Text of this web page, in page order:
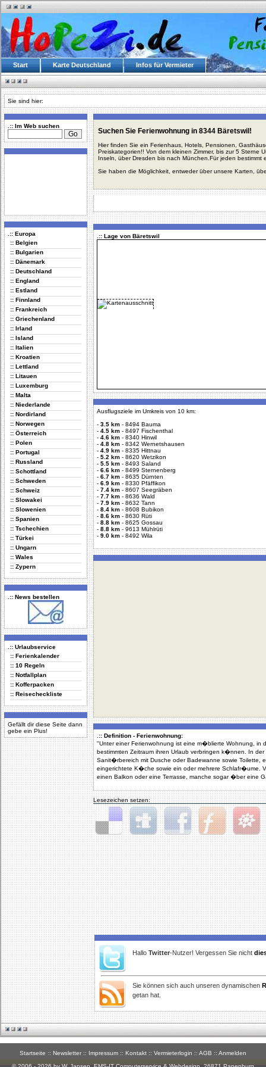
Start Karte Deutschland Infos für Vermieter
Sie sind hier:
.:: Im Web suchen
.:: Europa
:: Belgien
:: Bulgarien
:: Dänemark
:: Deutschland
:: England
:: Estland
:: Finnland
:: Frankreich
:: Griechenland
:: Irland
:: Island
:: Italien
:: Kroatien
:: Lettland
:: Litauen
:: Luxemburg
:: Malta
:: Niederlande
:: Nordirland
:: Norwegen
:: Österreich
:: Polen
:: Portugal
:: Russland
:: Schottland
:: Schweden
:: Schweiz
:: Slowakei
:: Slowenien
:: Spanien
:: Tschechien
:: Türkei
:: Ungarn
:: Wales
:: Zypern
.:: News bestellen
.:: Urlaubservice
:: Ferienkalender
:: 10 Regeln
:: Notfallplan
:: Kofferpacken
:: Reisecheckliste
Gefällt dir diese Seite dann
gebe ein Plus!
Suchen Sie Ferienwohnung in 8344 Bäretswil!
Hier finden Sie ein Ferienhaus, Hotels, Pensionen,
Preiskategorien!! Von dem kleinen Zimmer, bis zur 5 Sterne
Inseln, über Dresden bis nach München.Für jeden bestimmt
Sie haben die Möglichkeit, entweder über unsere Karten,
.:: Lage von Bäretswil
Ausflugsziele im Umkreis von 10 km:
- 3.5 km - 8494 Bauma
- 4.5 km - 8497 Fischenthal
- 4.6 km - 8340 Hinwil
- 4.8 km - 8342 Wernetshausen
- 4.9 km - 8335 Hittnau
- 5.2 km - 8620 Wetzikon
- 5.5 km - 8493 Saland
- 6.6 km - 8499 Sternenberg
- 6.7 km - 8635 Dürnten
- 6.9 km - 8330 Pfäffikon
- 7.4 km - 8607 Seegräben
- 7.7 km - 8636 Wald
- 7.9 km - 8632 Tann
- 8.4 km - 8608 Bubikon
- 8.6 km - 8630 Rüti
- 8.8 km - 8625 Gossau
- 8.8 km - 9613 Mühlrüti
- 9.0 km - 8492 Wila
.:: Definition - Ferienwohnung:
"Unter einer Ferienwohnung ist eine m�blierte Wohnung,
bestimmten Zeitraum ihren Urlaub verbringen k�nnen. In
Sanit�rbereich mit Dusche oder Badewanne sowie Toilette,
eingerichtete K�che sowie ein oder mehrere Schlafr�ume.
einen Balkon oder eine Terrasse, manche sogar �ber eine
Lesezeichen setzen:
Delicious Digg Facebook Furl StudiVZ
Hallo Twitter-Nutzer! Vergessen Sie nicht
Sie können sich auch unseren dynamischen
getan hat.
Startseite :: Newsletter :: Impressum :: Kontakt :: Vermieterlogin :: AGB :: Anmelden